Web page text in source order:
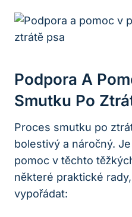
Podpora A
Smutku Po
Proces smutku po
bolestivý a náročný.
pomoc v těchto
některé praktické
vypořádat: